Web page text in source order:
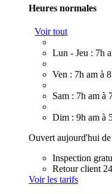
Heures normales
Voir tout
Lun - Jeu : 7h
Ven : 7h am à
Sam : 7h am à
Dim : 9h am à
Ouvert aujourd'hui
Inspection
Retour client
Voir les tarifs